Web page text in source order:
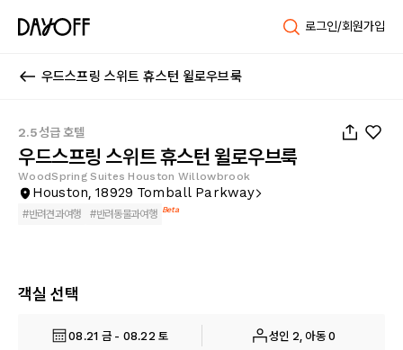
로그인/회원가입
우드스프링 스위트 휴스턴 윌로우브룩
2.5성급 호텔
우드스프링 스위트 휴스턴 윌로우브룩
WoodSpring Suites Houston Willowbrook
Houston, 18929 Tomball Parkway
#반려견과여행 #반려동물과여행 Beta
객실 선택
08.21 금 - 08.22 토 성인 2, 아동 0